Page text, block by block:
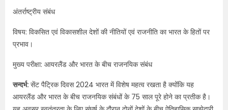
अंतर्राष्ट्रीय संबंध
विषय: विकसित एवं विकासशील देशों की नीतियों एवं राजनीति का भारत के हितों पर
प्रभाव।
मुख्य परीक्षा: आयरलैंड और भारत के बीच राजनयिक संबंध
सन्दर्भ:​ सेंट पैट्रिक दिवस 2024 भारत में विशेष महत्व रखता है क्योंकि यह
आयरलैंड और भारत के बीच राजनयिक संबंधों के 75 साल पूरे होने का प्रतीक है।